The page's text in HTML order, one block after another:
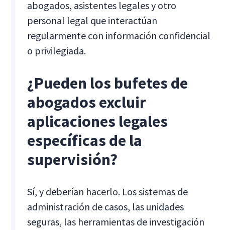
abogados, asistentes legales y otro
personal legal que interactúan
regularmente con información confidencial
o privilegiada.
¿Pueden los bufetes de
abogados excluir
aplicaciones legales
específicas de la
supervisión?
Sí, y deberían hacerlo. Los sistemas de
administración de casos, las unidades
seguras, las herramientas de investigación